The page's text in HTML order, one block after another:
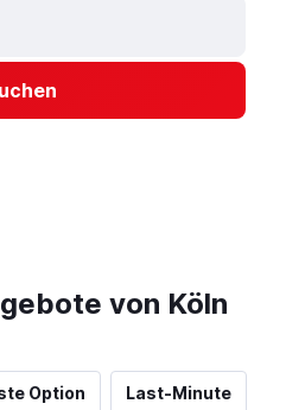
von Köln
Option Last-Minute